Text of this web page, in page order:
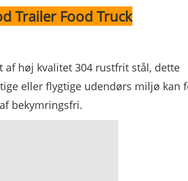
Trailer Food Truck
høj kvalitet 304 rustfrit stål, dette
eller flygtige udendørs miljø kan
bekymringsfri.